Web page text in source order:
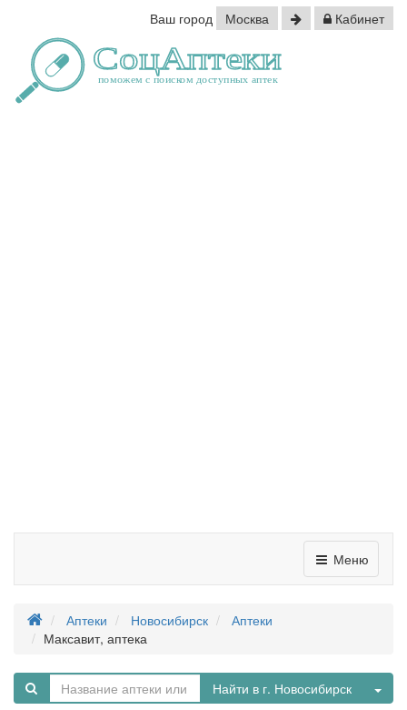
Ваш город Москва Кабинет
Меню
Аптеки Новосибирск
Аптеки
Максавит, аптека
Найти в г. Новосибирск